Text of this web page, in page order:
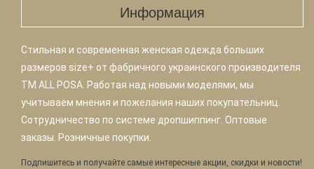
Информация
Стильная и современная женская одежда больших
размеров size+ от фабричного украинского производителя
TM ALL POSA. Работая над новыми моделями, мы
учитываем мнения и пожелания наших покупательниц.
Сотрудничество по системе дропшиппинг. Оптовые
заказы. Розничные покупки.
Подпишитесь и получайте самые интересные акции, скидки и новости!